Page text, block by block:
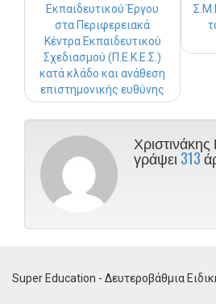
Εκπαιδευτικού Έργου
στα Περιφερειακά
Κέντρα Εκπαιδευτικού
Σχεδιασμού (Π.Ε.Κ.Ε.Σ.)
κατά κλάδο και ανάθεση
επιστημονικής ευθύνης
Χριστινάκης
γράψει 313
Super Education - Δευτεροβάθμια